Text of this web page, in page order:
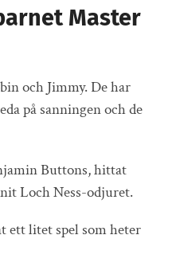
Master
och Jimmy. De har
på sanningen och de
Buttons, hittat
Loch Ness-odjuret.
ett litet spel som heter